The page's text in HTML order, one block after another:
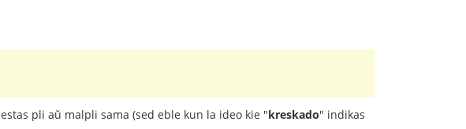
estas pli aŭ malpli sama (sed eble kun la ideo kie "kreskado" indikas